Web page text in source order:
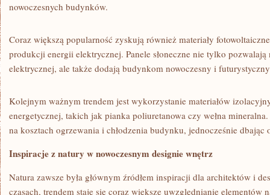
nowoczesnych budynków.
Coraz większą popularność ​zyskują również materiały
produkcji energii elektrycznej. Panele ⁤słoneczne nie tylko
⁢elektrycznej, ale także dodają budynkom nowoczesny i
Kolejnym ważnym⁣ trendem jest wykorzystanie materiałów⁣
energetycznej, takich ⁣jak pianka poliuretanowa czy wełna
na kosztach ogrzewania i chłodzenia ⁤budynku, jednocześnie dbając
Inspiracje z natury w nowoczesnym designie wnętrz
Natura zawsze była głównym źródłem inspiracji‌ dla architektów i
czasach, trendem staje się coraz większe uwzględnianie elementów